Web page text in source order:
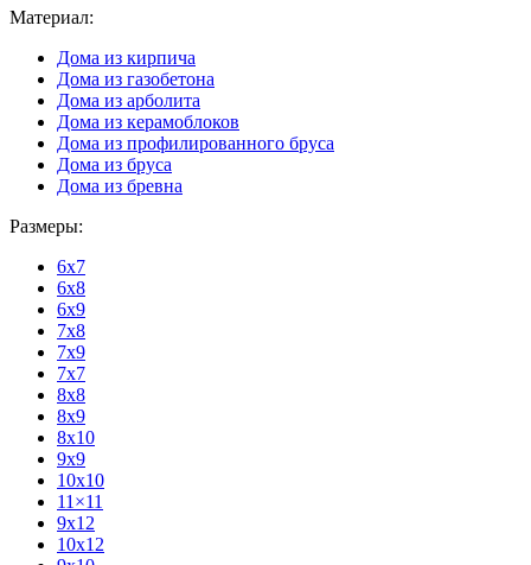
Материал:
Дома из кирпича
Дома из газобетона
Дома из арболита
Дома из керамоблоков
Дома из профилированного бруса
Дома из бруса
Дома из бревна
Размеры:
6x7
6x8
6x9
7x8
7x9
7x7
8x8
8x9
8x10
9x9
10x10
11×11
9x12
10x12